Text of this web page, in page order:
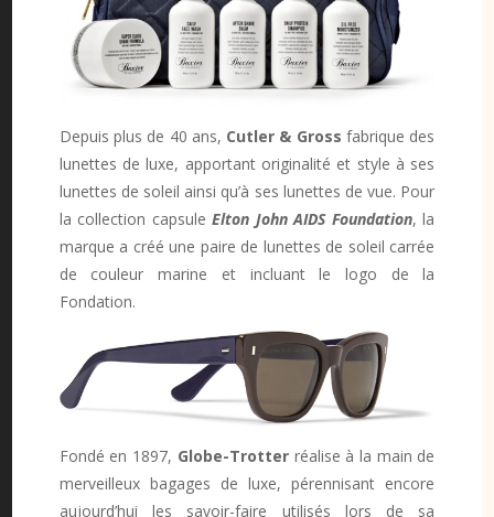
Depuis plus de 40 ans, Cutler & Gross fabrique des
lunettes de luxe, apportant originalité et style à ses
lunettes de soleil ainsi qu’à ses lunettes de vue. Pour
la collection capsuleElton John AIDS Foundation, la
marque a créé une paire de lunettes de soleil carrée
de couleur marine et incluant le logo de la
Fondation.
Fondé en 1897, Globe-Trotter réalise à la main de
merveilleux bagages de luxe, pérennisant encore
aujourd’hui les savoir-faire utilisés lors de sa